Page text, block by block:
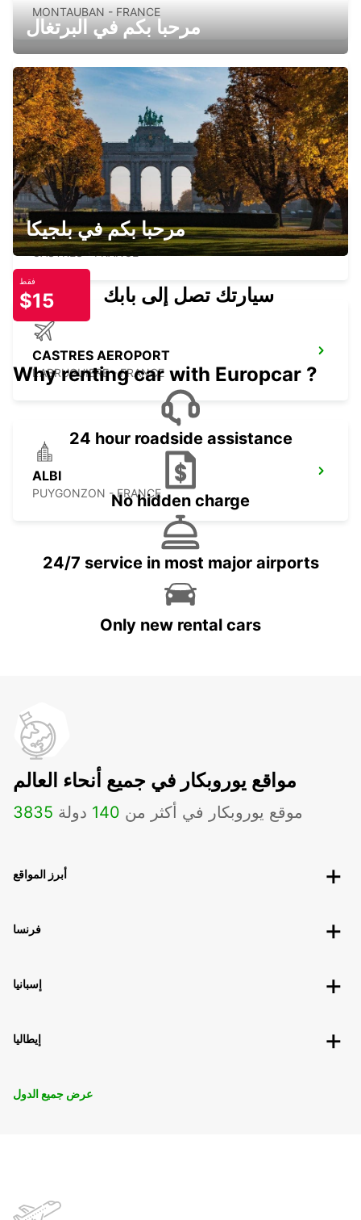
MONTAUBAN - FRANCE
PAMIERS
PAMIERS - FRANCE
CASTRES
CASTRES - FRANCE
CASTRES AEROPORT
LABRUGUIERE - FRANCE
ALBI
PUYGONZON - FRANCE
مرحبا بكم في البرتغال
مرحبا بكم في بلجيكا
فقط
$15 سيارتك تصل إلى بابك
Why renting car with Europcar ?
24 hour roadside assistance
No hidden charge
24/7 service in most major airports
Only new rental cars
مواقع يوروبكار في جميع أنحاء العالم
3835 موقع يوروبكار في أكثر من 140 دولة
أبرز المواقع
فرنسا
إسبانيا
إيطاليا
عرض جميع الدول